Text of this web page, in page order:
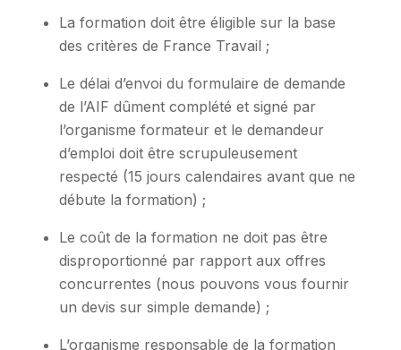
La formation doit être éligible sur la base
des critères de France Travail ;
Le délai d’envoi du formulaire de demande
de l’AIF dûment complété et signé par
l’organisme formateur et le demandeur
d’emploi doit être scrupuleusement
respecté (15 jours calendaires avant que ne
débute la formation) ;
Le coût de la formation ne doit pas être
disproportionné par rapport aux offres
concurrentes (nous pouvons vous fournir
un devis sur simple demande) ;
L’organisme responsable de la formation